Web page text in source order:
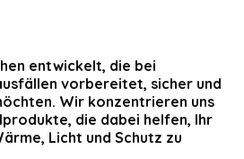
entwickelt, die bei
vorbereitet, sicher und
Wir konzentrieren uns
die dabei helfen, Ihr
Licht und Schutz zu